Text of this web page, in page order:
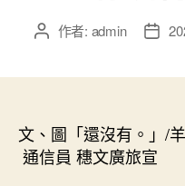
文 作者: admin
文
期
文、圖「還沒有。」/
通信員 穗文廣旅宣